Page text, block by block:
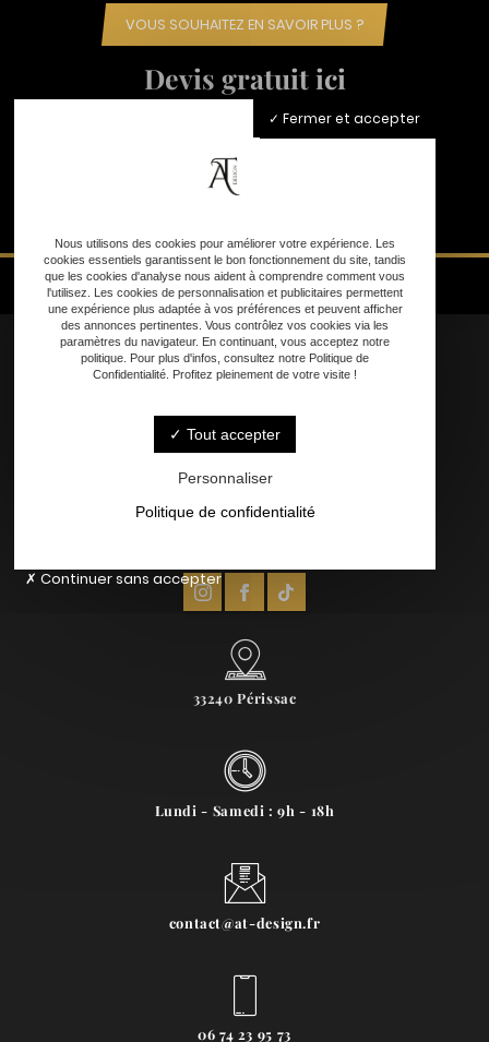
VOUS SOUHAITEZ EN SAVOIR PLUS ?
Devis gratuit ici
Accueil
Nos Services
33240 Périssac
Lundi - Samedi : 9h - 18h
contact@at-design.fr
06 74 23 95 73
Fermer et accepter
Nous utilisons des cookies pour améliorer votre expérience. Les
cookies essentiels garantissent le bon fonctionnement du site, tandis
que les cookies d'analyse nous aident à comprendre comment vous
l'utilisez. Les cookies de personnalisation et publicitaires permettent
une expérience plus adaptée à vos préférences et peuvent afficher
des annonces pertinentes. Vous contrôlez vos cookies via les
paramètres du navigateur. En continuant, vous acceptez notre
politique. Pour plus d'infos, consultez notre Politique de
Confidentialité. Profitez pleinement de votre visite !
Tout accepter
Personnaliser
Politique de confidentialité
Continuer sans accepter